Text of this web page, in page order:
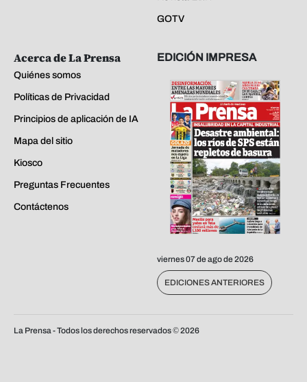
GOTV
Acerca de La Prensa
Quiénes somos
Políticas de Privacidad
Principios de aplicación de IA
Mapa del sitio
Kiosco
Preguntas Frecuentes
Contáctenos
EDICIÓN IMPRESA
viernes 07 de ago de 2026
EDICIONES ANTERIORES
La Prensa - Todos los derechos reservados ©2026